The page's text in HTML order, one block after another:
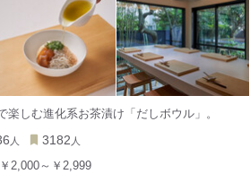
楽しむ進化系お茶漬け「だしボウル」。
人 3182 人
￥2,000～￥2,999